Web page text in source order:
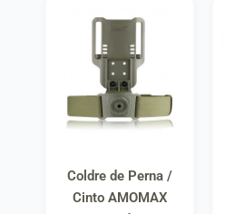
Coldre de Perna /
Cinto AMOMAX